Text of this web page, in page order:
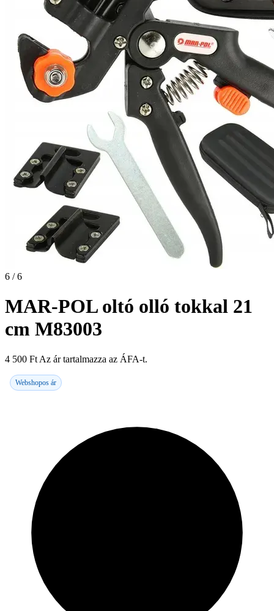
6 / 6
MAR-POL oltó olló tokkal 21
cm M83003
4 500 Ft Az ár tartalmazza az ÁFA-t.
Webshopos ár